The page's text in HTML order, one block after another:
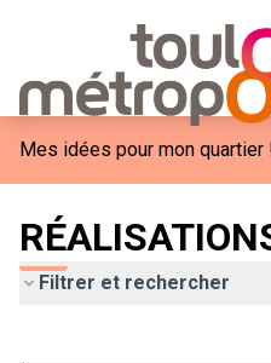
Mes idées pour mon quartier
Filtrer et rechercher